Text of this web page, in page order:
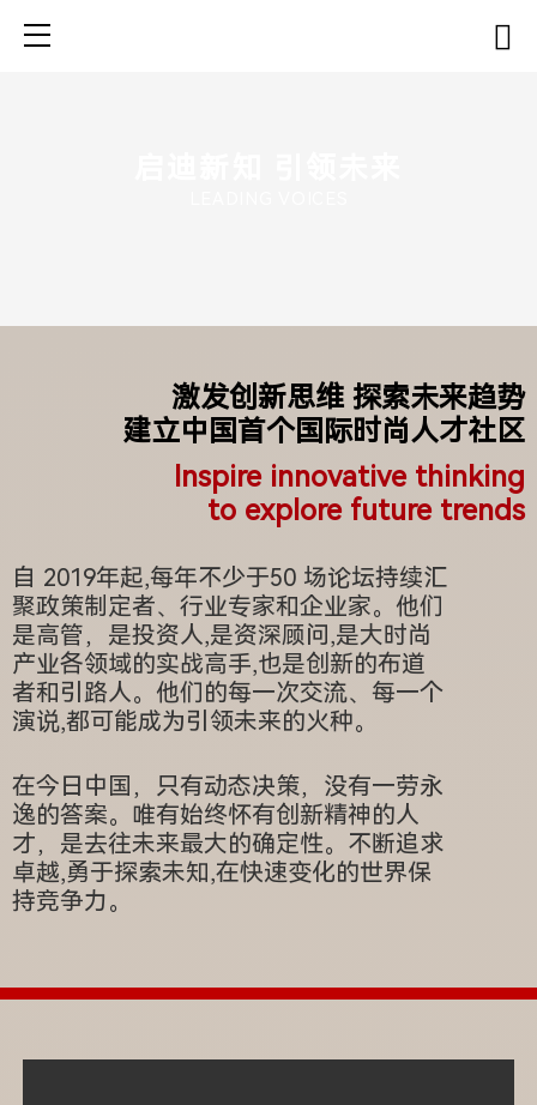
激发创新思维 探索未来趋势
建立中国首个国际时尚人才社区
Inspire innovative thinking
to explore future trends
自 2019年起,每年不少于50 场论坛持续汇
聚政策制定者、行业专家和企业家。他们
是高管，是投资人,是资深顾问,是大时尚
产业各领域的实战高手,也是创新的布道
者和引路人。他们的每一次交流、每一个
演说,都可能成为引领未来的火种。
在今日中国，只有动态决策，没有一劳永
逸的答案。唯有始终怀有创新精神的人
才，是去往未来最大的确定性。不断追求
卓越,勇于探索未知,在快速变化的世界保
持竞争力。